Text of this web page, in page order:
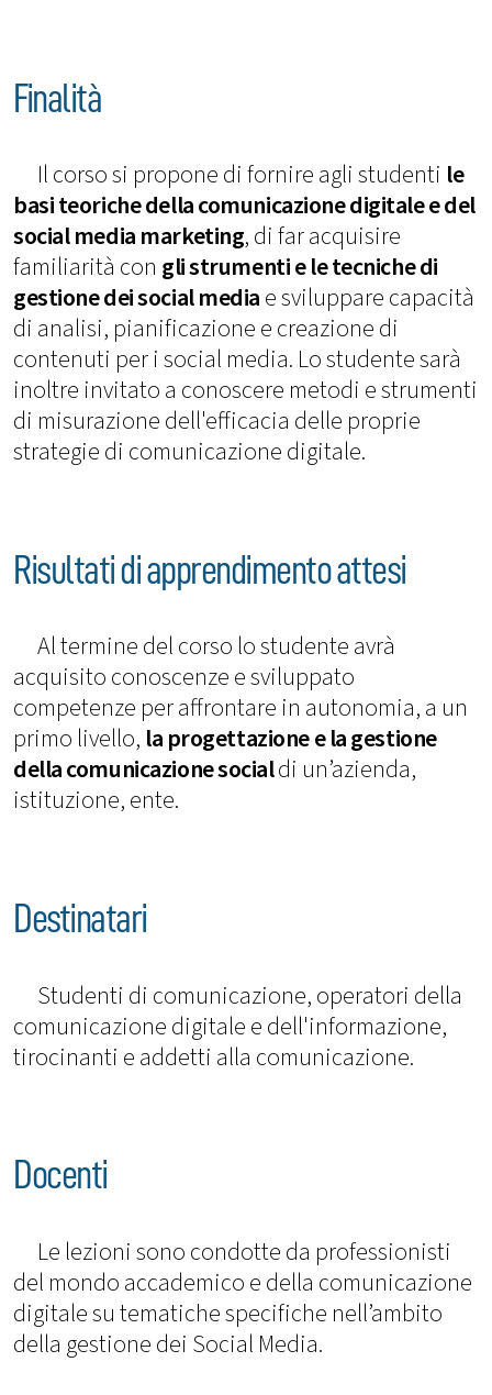
Finalità
Il corso si propone di fornire agli studenti le
basi teoriche della comunicazione digitale e del
social media marketing, di far acquisire
familiarità con gli strumenti e le tecniche di
gestione dei social mediae sviluppare capacità
di analisi, pianificazione e creazione di
contenuti per i social media. Lo studente sarà
inoltre invitato a conoscere metodi e strumenti
di misurazione dell'efficacia delle proprie
strategie di comunicazione digitale.
Risultati di apprendimento attesi
Al termine del corso lo studente avrà
acquisito conoscenze e sviluppato
competenze per affrontare in autonomia, a un
primo livello, la progettazione e la gestione
della comunicazione socialdi un’azienda,
istituzione, ente.
Destinatari
Studenti di comunicazione, operatori della
comunicazione digitale e dell'informazione,
tirocinanti e addetti alla comunicazione.
Docenti
Le lezioni sono condotte da professionisti
del mondo accademico e della comunicazione
digitale su tematiche specifiche nell’ambito
della gestione dei Social Media.